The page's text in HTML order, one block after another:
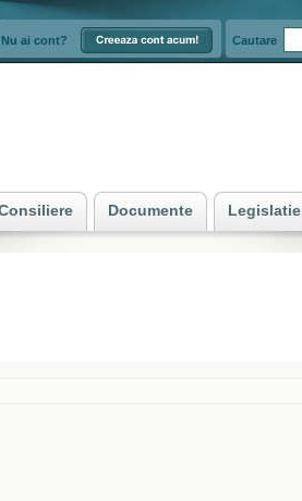
Nu ai cont? Cautare
Documente Legislatie